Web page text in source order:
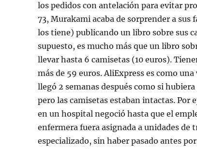
los pedidos con antelación para evitar
73, Murakami acaba de sorprender a sus
los tiene) publicando un libro sobre sus
supuesto, es mucho más que un libro
llevar hasta 6 camisetas (10 euros).
más de 59 euros. AliExpress es como
llegó 2 semanas después como si
pero las camisetas estaban intactas. Por
en un hospital negoció hasta que el
enfermera fuera asignada a unidades
especializado, sin haber pasado antes